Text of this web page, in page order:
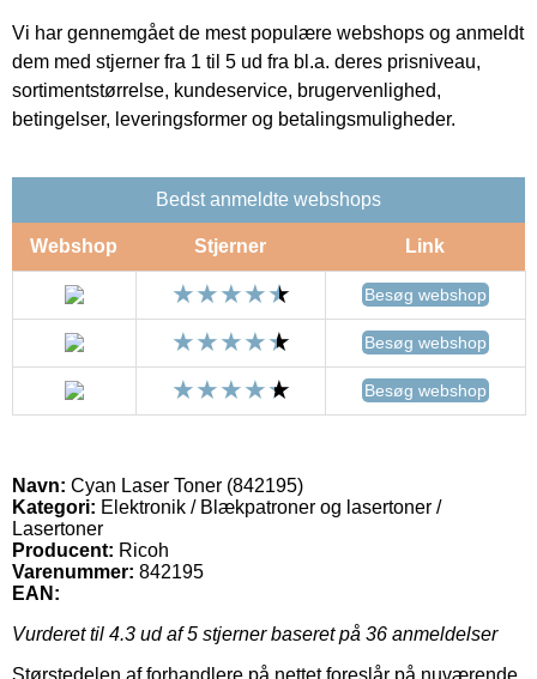
Vi har gennemgået de mest populære webshops og anmeldt
dem med stjerner fra 1 til 5 ud fra bl.a. deres prisniveau,
sortimentstørrelse, kundeservice, brugervenlighed,
betingelser, leveringsformer og betalingsmuligheder.
Bedst anmeldte webshops
Webshop Stjerner Link
Besøg webshop
Besøg webshop
Besøg webshop
Navn: Cyan Laser Toner (842195)
Kategori: Elektronik / Blækpatroner og lasertoner /
Lasertoner
Producent: Ricoh
Varenummer: 842195
EAN:
Vurderet til 4.3 ud af 5 stjerner baseret på 36 anmeldelser
Størstedelen af forhandlere på nettet foreslår på nuværende